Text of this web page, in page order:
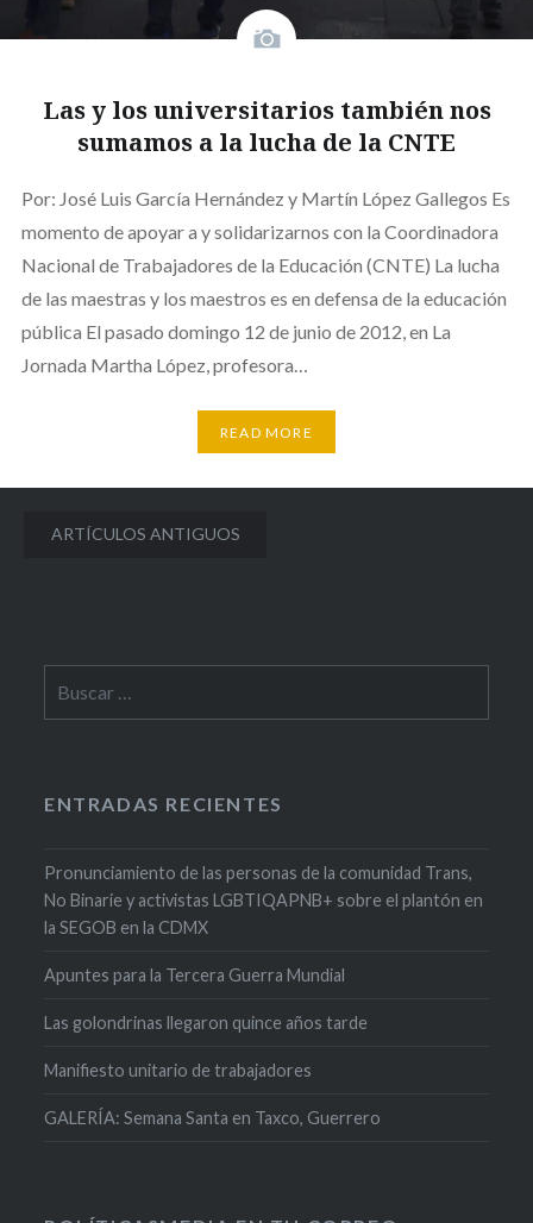
Las y los universitarios también nos
sumamos a la lucha de la CNTE
Por: José Luis García Hernández y Martín López Gallegos Es
momento de apoyar a y solidarizarnos con la Coordinadora
Nacional de Trabajadores de la Educación (CNTE) La lucha
de las maestras y los maestros es en defensa de la educación
pública El pasado domingo 12 de junio de 2012, en La
Jornada Martha López, profesora…
READ MORE
Navegación
ARTÍCULOS ANTIGUOS
ENTRADAS RECIENTES
Pronunciamiento de las personas de la comunidad Trans,
No Binarie y activistas LGBTIQAPNB+ sobre el plantón en
la SEGOB en la CDMX
Apuntes para la Tercera Guerra Mundial
Las golondrinas llegaron quince años tarde
Manifiesto unitario de trabajadores
GALERÍA: Semana Santa en Taxco, Guerrero